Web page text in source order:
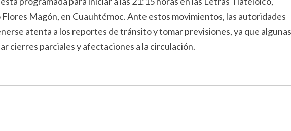
Magón, en Cuauhtémoc. Ante estos movimientos, las autoridades
atenta a los reportes de tránsito y tomar previsiones, ya que algunas
cierres parciales y afectaciones a la circulación.